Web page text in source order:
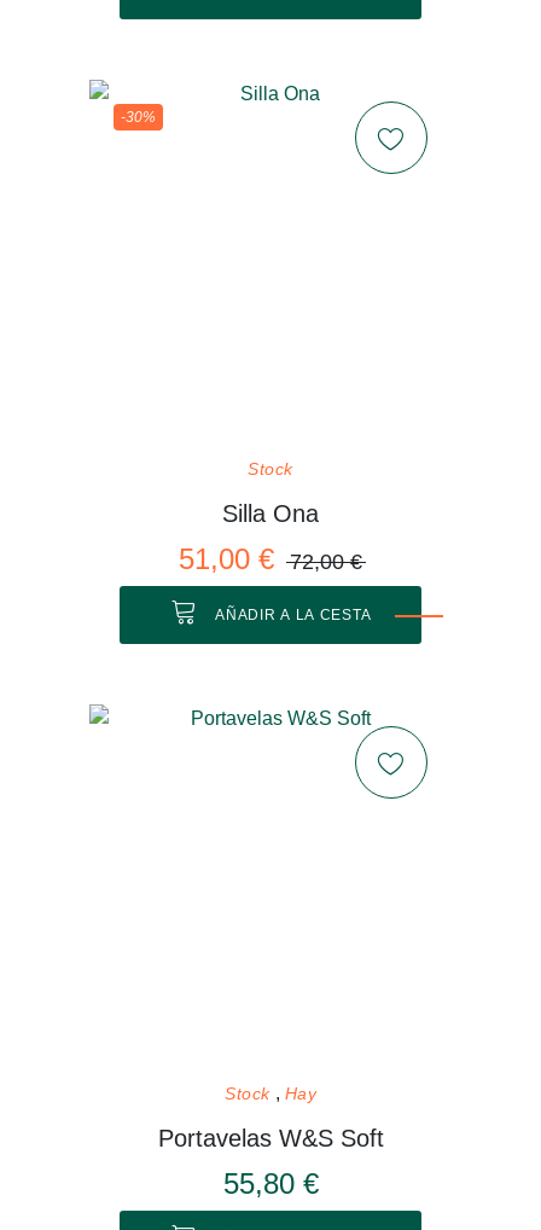
-30%
Stock
Silla Ona
51,00 € 72,00 €
AÑADIR A LA CESTA
Stock Hay
Portavelas W&S Soft
55,80 €